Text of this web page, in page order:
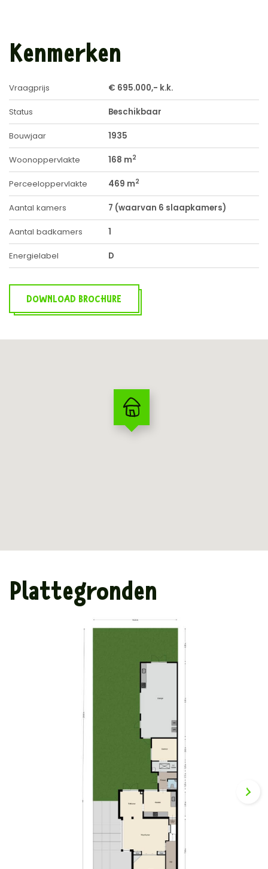
Kenmerken
Vraagprijs € 695.000,- k.k.
Status Beschikbaar
Bouwjaar 1935
Woonoppervlakte 168 m2
Perceeloppervlakte 469 m2
Aantal kamers 7 (waarvan 6 slaapkamers)
Aantal badkamers 1
Energielabel D
DOWNLOAD BROCHURE
Plattegronden